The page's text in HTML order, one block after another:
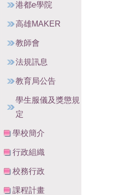
港都e學院
高雄MAKER
教師會
法規訊息
教育局公告
學生服儀及獎懲規
定
學校簡介
行政組織
校務行政
課程計畫